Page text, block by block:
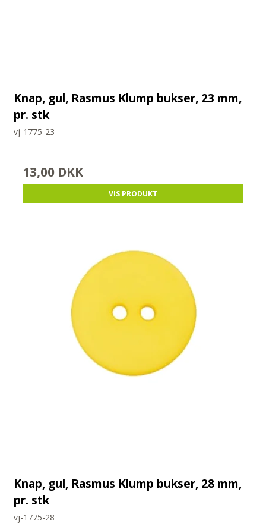
Knap, gul, Rasmus Klump bukser, 23 mm,
pr. stk
vj-1775-23
13,00 DKK
VIS PRODUKT
Knap, gul, Rasmus Klump bukser, 28 mm,
pr. stk
vj-1775-28